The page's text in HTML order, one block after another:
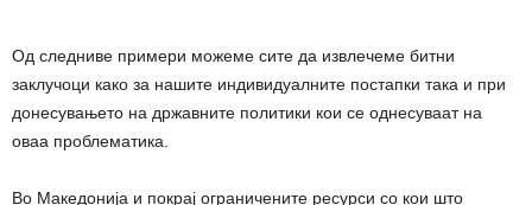
Од следниве примери можеме сите да извлечеме битни
заклучоци како за нашите индивидуалните постапки така и при
донесувањето на државните политики кои се однесуваат на
оваа проблематика.
Во Македонија и покрај ограничените ресурси со кои што